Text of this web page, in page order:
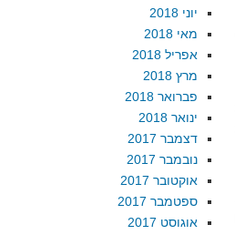
יוני 2018
מאי 2018
אפריל 2018
מרץ 2018
פברואר 2018
ינואר 2018
דצמבר 2017
נובמבר 2017
אוקטובר 2017
ספטמבר 2017
אוגוסט 2017